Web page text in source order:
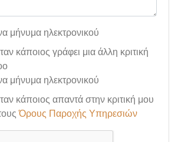
μήνυμα ηλεκτρονικού
κάποιος γράφει μια άλλη κριτική
μήνυμα ηλεκτρονικού
κάποιος απαντά στην κριτική μου
Όρους Παροχής Υπηρεσιών